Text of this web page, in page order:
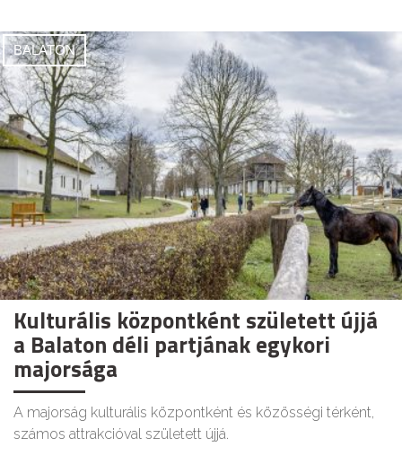
BALATON
Kulturális központként született újjá
a Balaton déli partjának egykori
majorsága
A majorság kulturális központként és közösségi térként,
számos attrakcióval született újjá.